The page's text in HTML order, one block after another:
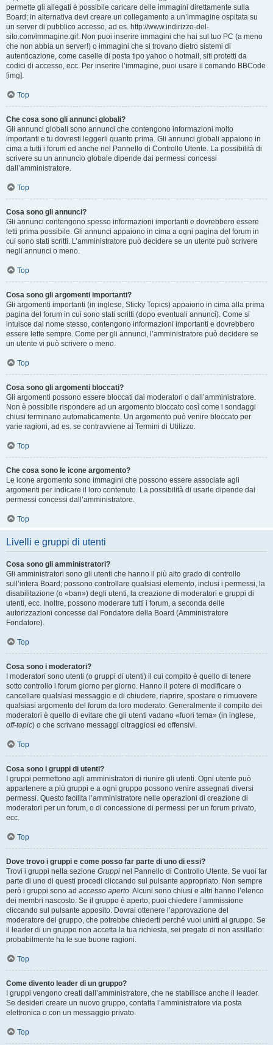
permette gli allegati è possibile caricare delle immagini direttamente sulla
Board; in alternativa devi creare un collegamento a un’immagine ospitata su
un server di pubblico accesso, ad es. http://www.indirizzo-del-
sito.com/immagine.gif. Non puoi inserire immagini che hai sul tuo PC (a meno
che non abbia un server!) o immagini che si trovano dietro sistemi di
autenticazione, come caselle di posta tipo yahoo o hotmail, siti protetti da
codici di accesso, ecc. Per inserire l’immagine, puoi usare il comando BBCode
[img].
Top
Che cosa sono gli annunci globali?
Gli annunci globali sono annunci che contengono informazioni molto
importanti e tu dovresti leggerli quanto prima. Gli annunci globali appaiono in
cima a tutti i forum ed anche nel Pannello di Controllo Utente. La possibilità di
scrivere su un annuncio globale dipende dai permessi concessi
dall’amministratore.
Top
Cosa sono gli annunci?
Gli annunci contengono spesso informazioni importanti e dovrebbero essere
letti prima possibile. Gli annunci appaiono in cima a ogni pagina del forum in
cui sono stati scritti. L’amministratore può decidere se un utente può scrivere
negli annunci o meno.
Top
Cosa sono gli argomenti importanti?
Gli argomenti importanti (in inglese, Sticky Topics) appaiono in cima alla prima
pagina del forum in cui sono stati scritti (dopo eventuali annunci). Come si
intuisce dal nome stesso, contengono informazioni importanti e dovrebbero
essere lette sempre. Come per gli annunci, l’amministratore può decidere se
un utente vi può scrivere o meno.
Top
Cosa sono gli argomenti bloccati?
Gli argomenti possono essere bloccati dai moderatori o dall’amministratore.
Non è possibile rispondere ad un argomento bloccato così come i sondaggi
chiusi terminano automaticamente. Un argomento può venire bloccato per
varie ragioni, ad es. se contravviene ai Termini di Utilizzo.
Top
Che cosa sono le icone argomento?
Le icone argomento sono immagini che possono essere associate agli
argomenti per indicare il loro contenuto. La possibilità di usarle dipende dai
permessi concessi dall’amministratore.
Top
Livelli e gruppi di utenti
Cosa sono gli amministratori?
Gli amministratori sono gli utenti che hanno il più alto grado di controllo
sull’intera Board; possono controllare qualsiasi elemento, inclusi i permessi, la
disabilitazione (o «ban») degli utenti, la creazione di moderatori e gruppi di
utenti, ecc. Inoltre, possono moderare tutti i forum, a seconda delle
autorizzazioni concesse dal Fondatore della Board (Amministratore
Fondatore).
Top
Cosa sono i moderatori?
I moderatori sono utenti (o gruppi di utenti) il cui compito è quello di tenere
sotto controllo i forum giorno per giorno. Hanno il potere di modificare o
cancellare qualsiasi messaggio e di chiudere, riaprire, spostare o rimuovere
qualsiasi argomento del forum da loro moderato. Generalmente il compito dei
moderatori è quello di evitare che gli utenti vadano «fuori tema» (in inglese,
off-topic) o che scrivano messaggi oltraggiosi ed offensivi.
Top
Cosa sono i gruppi di utenti?
I gruppi permettono agli amministratori di riunire gli utenti. Ogni utente può
appartenere a più gruppi e a ogni gruppo possono venire assegnati diversi
permessi. Questo facilita l’amministratore nelle operazioni di creazione di
moderatori per un forum, o di concessione di permessi per un forum privato,
ecc.
Top
Dove trovo i gruppi e come posso far parte di uno di essi?
Trovi i gruppi nella sezione Gruppi nel Pannello di Controllo Utente. Se vuoi far
parte di uno di questi procedi cliccando sul pulsante appropriato. Non sempre
però i gruppi sono ad accesso aperto. Alcuni sono chiusi e altri hanno l’elenco
dei membri nascosto. Se il gruppo è aperto, puoi chiedere l’ammissione
cliccando sul pulsante apposito. Dovrai ottenere l’approvazione del
moderatore del gruppo, che potrebbe chiederti perché vuoi unirti al gruppo. Se
il leader di un gruppo non accetta la tua richiesta, sei pregato di non assillarlo:
probabilmente ha le sue buone ragioni.
Top
Come divento leader di un gruppo?
I gruppi vengono creati dall’amministratore, che ne stabilisce anche il leader.
Se desideri creare un nuovo gruppo, contatta l’amministratore via posta
elettronica o con un messaggio privato.
Top